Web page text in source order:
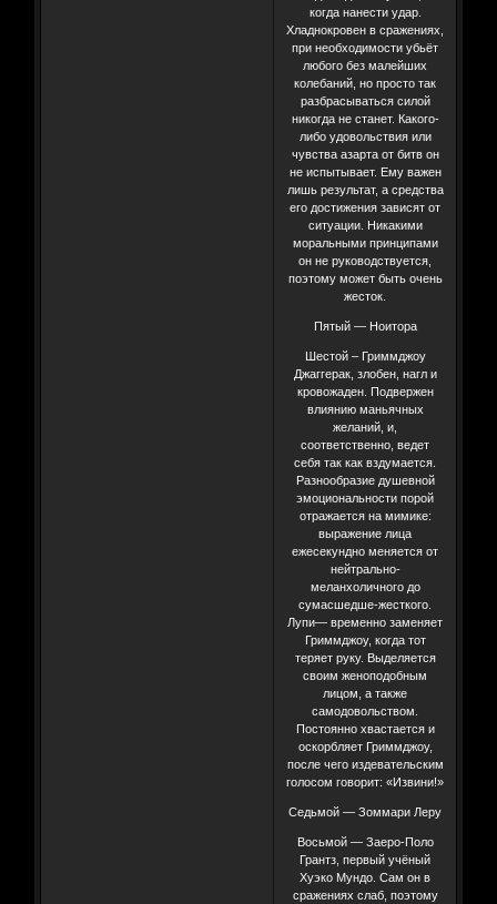
когда нанести удар.
Хладнокровен в сражениях,
при необходимости убьёт
любого без малейших
колебаний, но просто так
разбрасываться силой
никогда не станет. Какого-
либо удовольствия или
чувства азарта от битв он
не испытывает. Ему важен
лишь результат, а средства
его достижения зависят от
ситуации. Никакими
моральными принципами
он не руководствуется,
поэтому может быть очень
жесток.
Пятый — Ноитора
Шестой – Гриммджоу
Джаггерак, злобен, нагл и
кровожаден. Подвержен
влиянию маньячных
желаний, и,
соответственно, ведет
себя так как вздумается.
Разнообразие душевной
эмоциональности порой
отражается на мимике:
выражение лица
ежесекундно меняется от
нейтрально-
меланхоличного до
сумасшедше-жесткого.
Лупи— временно заменяет
Гриммджоу, когда тот
теряет руку. Выделяется
своим женоподобным
лицом, а также
самодовольством.
Постоянно хвастается и
оскорбляет Гриммджоу,
после чего издевательским
голосом говорит: «Извини!»
Седьмой — Зоммари Леру
Восьмой — Заеро-Поло
Грантз, первый учёный
Хуэко Мундо. Сам он в
сражениях слаб, поэтому